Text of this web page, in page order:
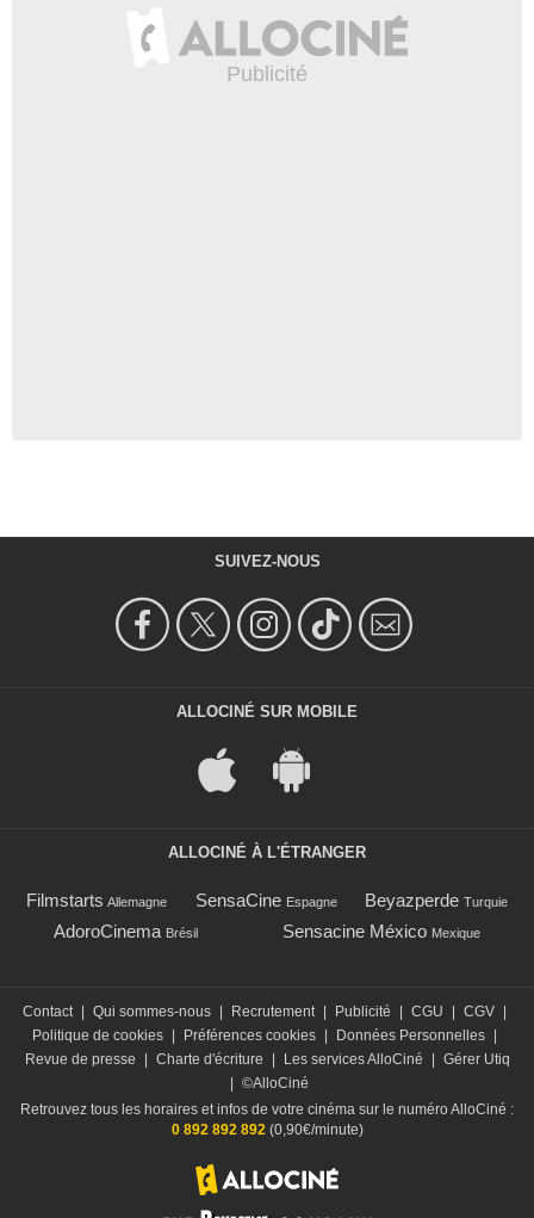
SUIVEZ-NOUS
ALLOCINÉ SUR MOBILE
ALLOCINÉ À L'ÉTRANGER
Filmstarts Allemagne SensaCine Espagne Beyazperde Turquie
AdoroCinema Brésil Sensacine México Mexique
Contact | Qui sommes-nous | Recrutement | Publicité | CGU | CGV |
Politique de cookies | Préférences cookies | Données Personnelles |
Revue de presse
| Charte d'écriture | Les services AlloCiné | Gérer Utiq
| ©AlloCiné
Retrouvez tous les horaires et infos de votre cinéma sur le numéro AlloCiné :
0 892 892 892 (0,90€/minute)